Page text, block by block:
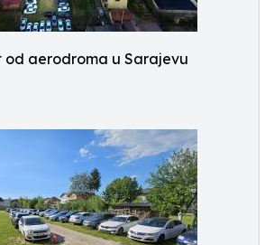
od aerodroma u Sarajevu